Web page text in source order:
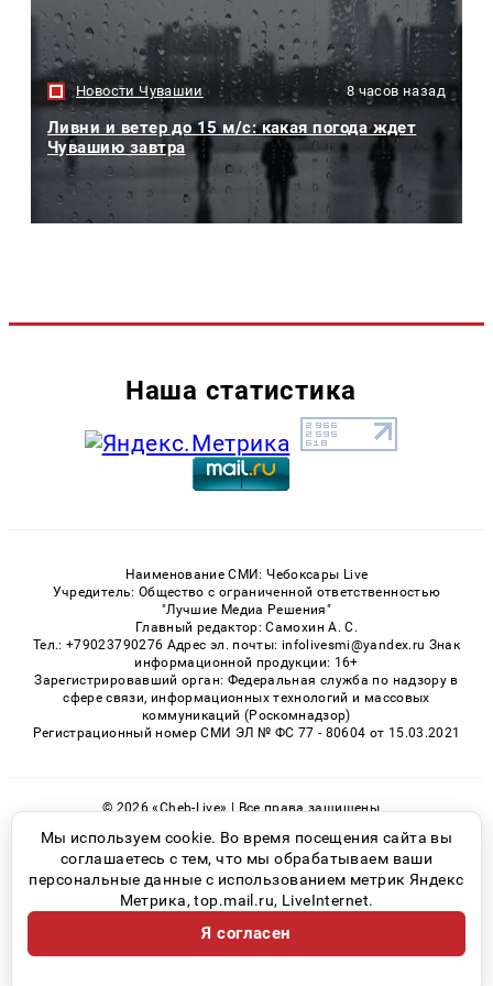
Новости Чувашии 8 часов назад
Ливни и ветер до 15 м/с: какая погода ждет
Чувашию завтра
Наша статистика
Наименование СМИ: Чебоксары Live
Учредитель: Общество с ограниченной ответственностью
"Лучшие Медиа Решения"
Главный редактор: Самохин А. С.
Тел.: +79023790276 Адрес эл. почты: infolivesmi@yandex.ru Знак
информационной продукции: 16+
Зарегистрировавший орган: Федеральная служба по надзору в
сфере связи, информационных технологий и массовых
коммуникаций (Роскомнадзор)
Регистрационный номер СМИ ЭЛ № ФС 77 - 80604 от 15.03.2021
© 2026 «Cheb-Live» | Все права защищены
Возрастная категория сайта 16+
Политика конфиденциальности
Мы используем cookie. Во время посещения сайта вы
соглашаетесь с тем, что мы обрабатываем ваши
персональные данные с использованием метрик Яндекс
Метрика, top.mail.ru, LiveInternet.
Я согласен